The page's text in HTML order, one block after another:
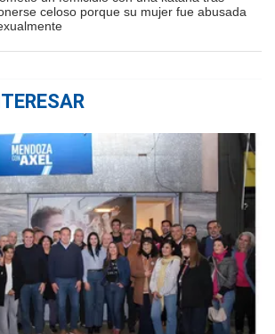
celoso porque su mujer fue abusada